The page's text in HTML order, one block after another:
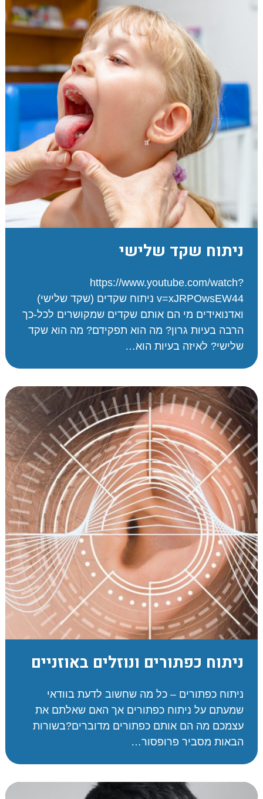
ניתוח שקד שלישי
https://www.youtube.com/watch?
v=xJRPOwsEW44 ניתוח שקדים (שקד שלישי)
ואדנואידים מי הם אותם שקדים שמקושרים לכל-כך
הרבה בעיות גרון? מה הוא תפקידם? מה הוא שקד
שלישי? לאיזה בעיות הוא…
ניתוח כפתורים ונוזלים באוזניים
ניתוח כפתורים – כל מה שחשוב לדעת בוודאי
שמעתם על ניתוח כפתורים אך האם שאלתם את
עצמכם מה הם אותם כפתורים מדוברים?בשורות
הבאות מסביר פרופסור…